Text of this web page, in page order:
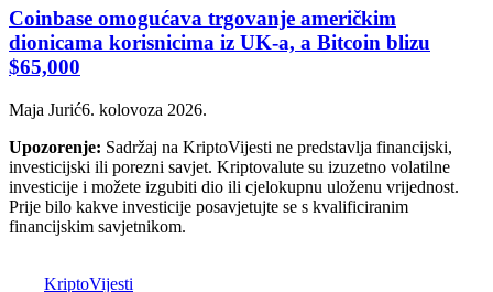
Coinbase omogućava trgovanje američkim
dionicama korisnicima iz UK-a, a Bitcoin blizu
$65,000
Maja Jurić6. kolovoza 2026.
Upozorenje: Sadržaj na KriptoVijesti ne predstavlja financijski,
investicijski ili porezni savjet. Kriptovalute su izuzetno volatilne
investicije i možete izgubiti dio ili cjelokupnu uloženu vrijednost.
Prije bilo kakve investicije posavjetujte se s kvalificiranim
financijskim savjetnikom.
KriptoVijesti